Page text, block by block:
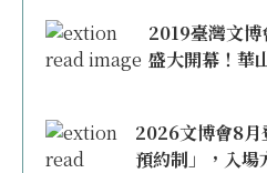
2019臺灣文
盛大開幕！華
2026文博會8月
預約制」，入場